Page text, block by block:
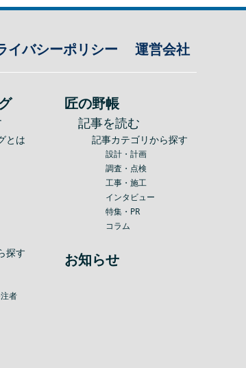
イバシーポリシー 運営会社
とは
探す
者
匠の野帳
記事を読む
記事カテゴリから探す
設計・計画
調査・点検
工事・施工
インタビュー
特集・PR
コラム
お知らせ